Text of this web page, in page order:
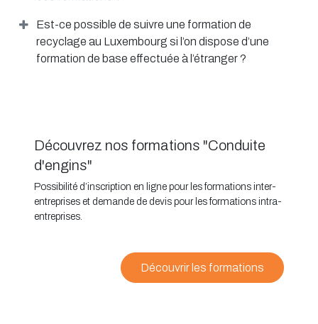
Est-ce possible de suivre une formation de
recyclage au Luxembourg si l’on dispose d’une
formation de base effectuée à l’étranger ?
Découvrez nos formations "Conduite
d'engins"
Possibilité d’inscription en ligne pour les formations inter-
entreprises et demande de devis pour les formations intra-
entreprises.
Découvrir les formations